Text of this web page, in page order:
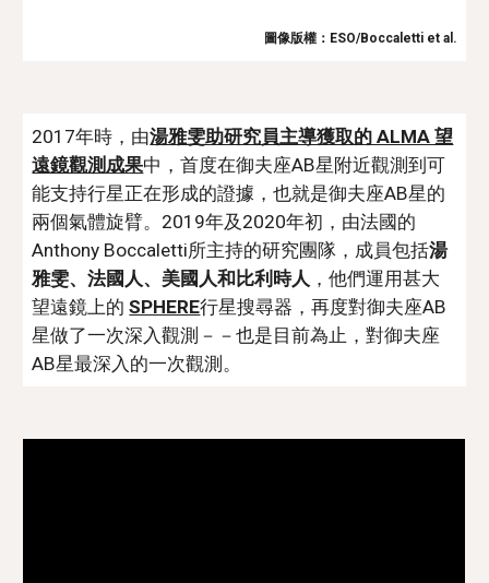
圖像版權：ESO/Boccaletti et al.
2017年時，由湯雅雯助研究員主導獲取的 ALMA 望
遠鏡觀測成果中，首度在御夫座AB星附近觀測到可
能支持行星正在形成的證據，也就是御夫座AB星的
兩個氣體旋臂。2019年及2020年初，由法國的
Anthony Boccaletti所主持的研究團隊，成員包括湯
雅雯、法國人、美國人和比利時人 ，他們運用甚大
望遠鏡上的 SPHERE行星搜尋器，再度對御夫座AB
星做了一次深入觀測－－也是目前為止，對御夫座
AB星最深入的一次觀測。